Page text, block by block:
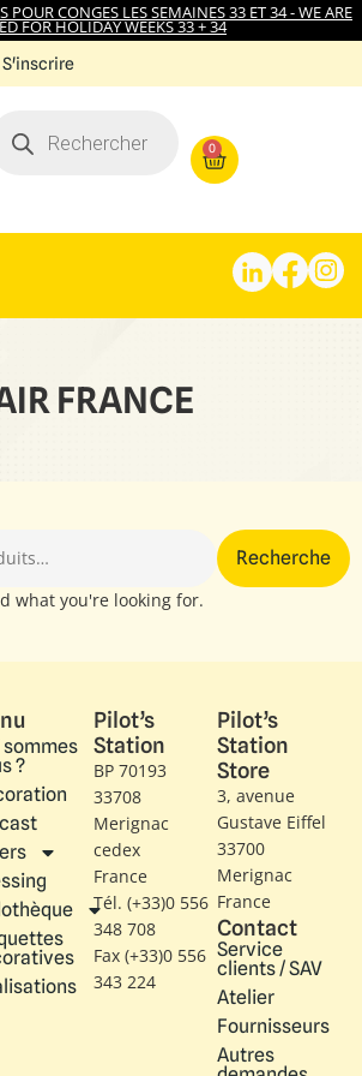
POUR CONGES LES SEMAINES 33 ET 34 - WE ARE
FOR HOLIDAY WEEKS 33 + 34
S'inscrire
0
FRANCE
Recherche
what you're looking for.
sommes
?
Pilot’s
Station
BP 70193
33708
Merignac
cedex
France
Tél. (+33)0 556
348 708
Fax (+33)0 556
343 224
Pilot’s
Station
Store
3, avenue
Gustave Eiffel​
33700
Merignac
France
Contact
Service
clients / SAV
Atelier
Fournisseurs
Autres